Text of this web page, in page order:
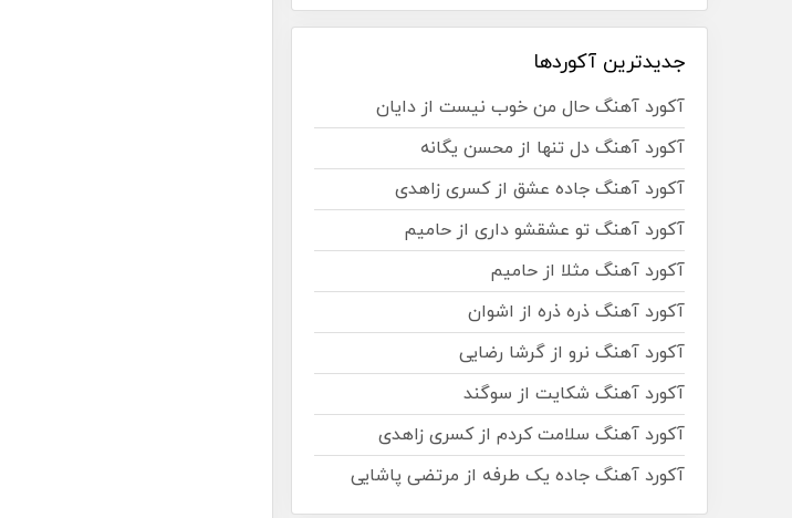
جدیدترین آکوردها
آکورد آهنگ حال من خوب نیست از دایان
آکورد آهنگ دل تنها از محسن یگانه
آکورد آهنگ جاده عشق از کسری زاهدی
آکورد آهنگ تو عشقشو داری از حامیم
آکورد آهنگ مثلا از حامیم
آکورد آهنگ ذره ذره از اشوان
آکورد آهنگ نرو از گرشا رضایی
آکورد آهنگ شکایت از سوگند
آکورد آهنگ سلامت کردم از کسری زاهدی
آکورد آهنگ جاده یک طرفه از مرتضی پاشایی